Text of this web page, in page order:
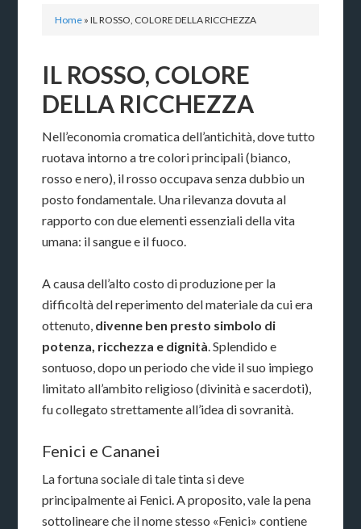
Home »IL ROSSO, COLORE DELLA RICCHEZZA
IL ROSSO, COLORE
DELLA RICCHEZZA
Nell’economia cromatica dell’antichità, dove tutto
ruotava intorno a tre colori principali (bianco,
rosso e nero), il rosso occupava senza dubbio un
posto fondamentale. Una rilevanza dovuta al
rapporto con due elementi essenziali della vita
umana: il sangue e il fuoco.
A causa dell’alto costo di produzione per la
difficoltà del reperimento del materiale da cui era
ottenuto, divenne ben presto simbolo di
potenza, ricchezza e dignità. Splendido e
sontuoso, dopo un periodo che vide il suo impiego
limitato all’ambito religioso (divinità e sacerdoti),
fu collegato strettamente all’idea di sovranità.
Fenici e Cananei
La fortuna sociale di tale tinta si deve
principalmente ai Fenici. A proposito, vale la pena
sottolineare che il nome stesso «Fenici» contiene